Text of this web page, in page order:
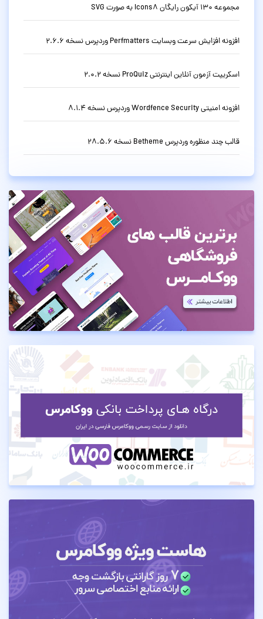
مجموعه 130 آیکون رایگان Icons8 به صورت SVG
افزونه افزایش سرعت وبسایت Perfmatters وردپرس نسخه 2.6.6
اسکریپت آزمون آنلاین اینترنتی ProQuiz نسخه 2.0.2
افزونه امنیتی Wordfence Security وردپرس نسخه 8.1.4
قالب چند منظوره وردپرس Betheme نسخه 28.5.6